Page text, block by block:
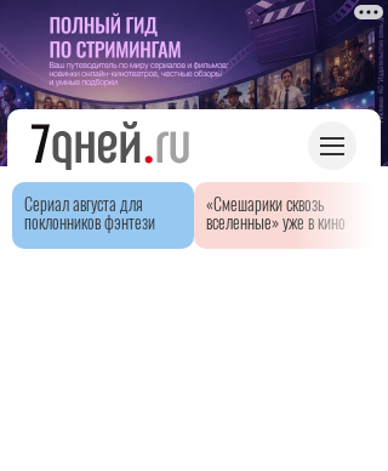
Сериал августа для
поклонников фэнтези
«Смешарики сквозь
вселенные» уже в кино